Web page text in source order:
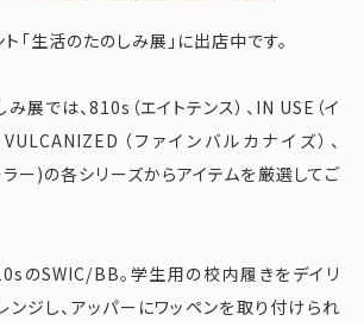
「生活のたのしみ展」に出店中です。
展では、810s（エイトテンス）、IN USE（イ
（ファインバルカナイズ）、
ー)の各シリーズからアイテムを厳選してご
のSWIC/BB。学生用の校内履きをデイリ
ジし、アッパーにワッペンを取り付けられ